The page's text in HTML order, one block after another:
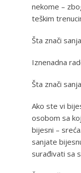
nekome –
teškim
Šta znači
Iznenadna
Šta znači
Ako ste vi
osobom sa
bijesni –
sanjate
surađivati sa